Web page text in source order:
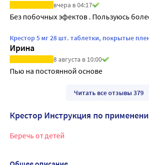
вчера в 04:17
Без побочных эфектов . Пользуюсь
Крестор 5 мг 28 шт. таблетки, покрытые
Ирина
8 августа в 10:00
Пью на постоянной основе
Читать все отзывы 379
Крестор Инструкция по
Беречь от детей